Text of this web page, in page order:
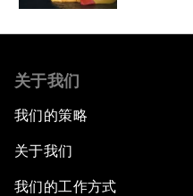
关于我们
我们的策略
关于我们
我们的工作方式